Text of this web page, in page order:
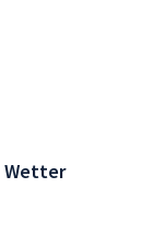
Wetter